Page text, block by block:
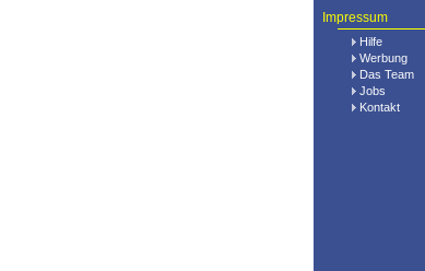
Impressum
Hilfe
Werbung
Das Team
Jobs
Kontakt